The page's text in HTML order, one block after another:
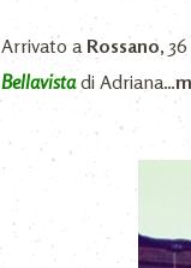
Arrivato a Rossano,
Bellavista di Adriana…